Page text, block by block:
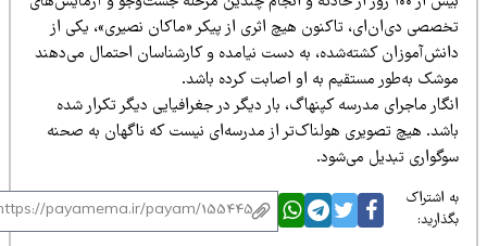
دی‌ان‌ای، تاکنون هیچ اثری از پیکر «ماکان نصیری»، یکی از
کشته‌شده، به دست نیامده و کارشناسان احتمال می‌دهند
به‌طور مستقیم به او اصابت کرده باشد.
ماجرای مدرسه کپنهاگ، بار دیگر در جغرافیایی دیگر تکرار شده
هیچ تصویری هولناک‌تر از مدرسه‌ای نیست که ناگهان به صحنه
تبدیل می‌شود.
اشتراک